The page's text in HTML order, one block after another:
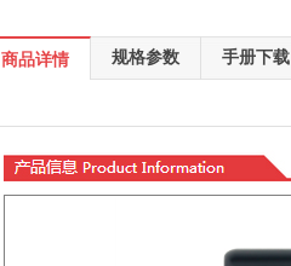
商品详情 规格参数 手册下载